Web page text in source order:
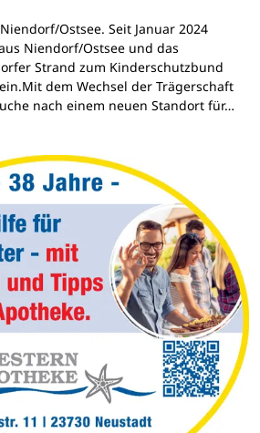
Ostsee. Seit Januar 2024
Niendorf/Ostsee und das
Strand zum Kinderschutzbund
dem Wechsel der Trägerschaft
nach einem neuen Standort für…